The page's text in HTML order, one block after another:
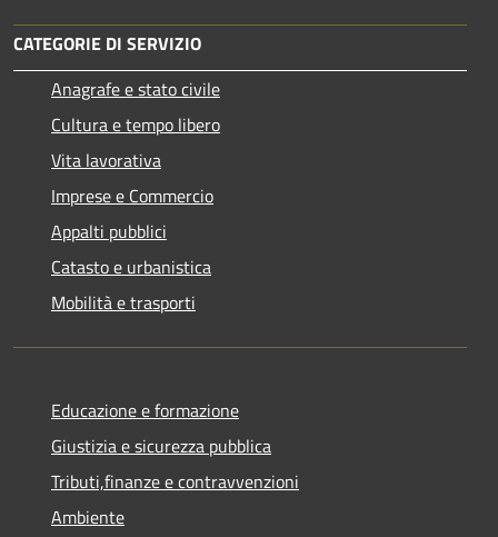
CATEGORIE DI SERVIZIO
Anagrafe e stato civile
Cultura e tempo libero
Vita lavorativa
Imprese e Commercio
Appalti pubblici
Catasto e urbanistica
Mobilità e trasporti
Educazione e formazione
Giustizia e sicurezza pubblica
Tributi,finanze e contravvenzioni
Ambiente